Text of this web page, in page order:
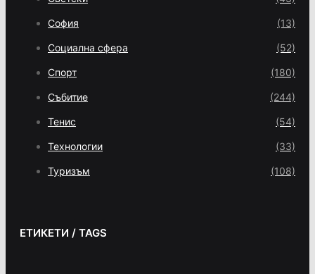
София (13)
Социална сфера (52)
Спорт (180)
Събитие (244)
Тенис (54)
Технологии (33)
Туризъм (108)
ЕТИКЕТИ / TAGS